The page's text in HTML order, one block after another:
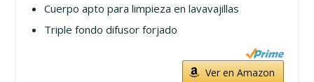
Cuerpo apto para limpieza en lavavajillas
Triple fondo difusor forjado
Ver en Amazon